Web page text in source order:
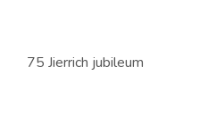
75 Jierrich jubileum